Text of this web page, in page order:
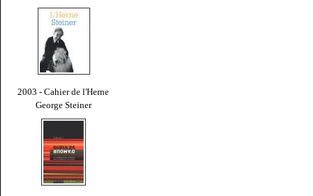
2003 - Cahier de l'Herne
George Steiner